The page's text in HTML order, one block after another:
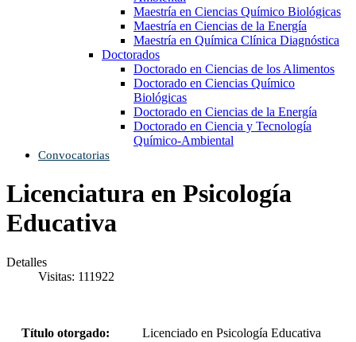
Maestría en Ciencias Químico Biológicas
Maestría en Ciencias de la Energía
Maestría en Química Clínica Diagnóstica
Doctorados
Doctorado en Ciencias de los Alimentos
Doctorado en Ciencias Químico
Biológicas
Doctorado en Ciencias de la Energía
Doctorado en Ciencia y Tecnología
Químico-Ambiental
Convocatorias
Licenciatura en Psicología
Educativa
Detalles
Visitas: 111922
Título otorgado:
Licenciado en Psicología Educativa